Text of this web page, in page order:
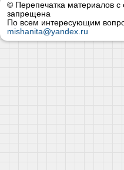
© Перепечатка материалов с
запрещена
По всем интересующим
mishanita@yandex.ru